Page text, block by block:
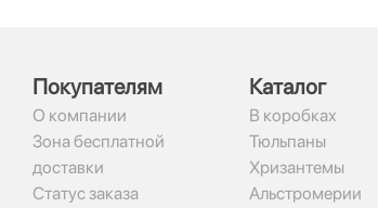
Покупателям
О компании
Зона бесплатной
доставки
Статус заказа
Каталог
В коробках
Тюльпаны
Хризантемы
Альстромерии